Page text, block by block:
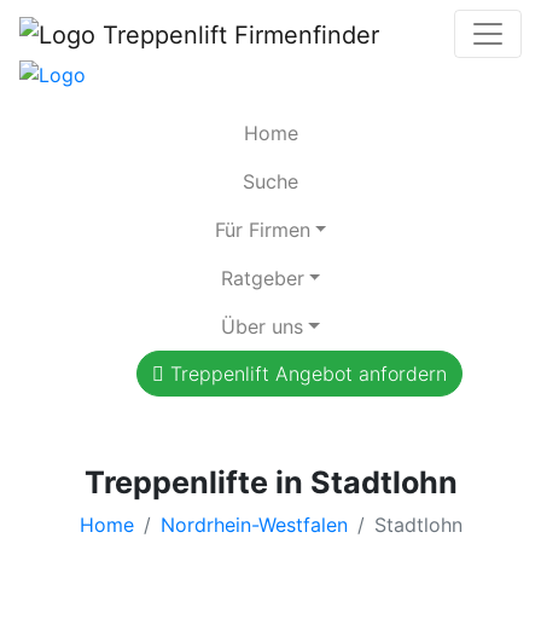
Home
Suche
Für Firmen
Ratgeber
Über uns
Treppenlift Angebot anfordern
Treppenlifte in Stadtlohn
Home Nordrhein-Westfalen Stadtlohn